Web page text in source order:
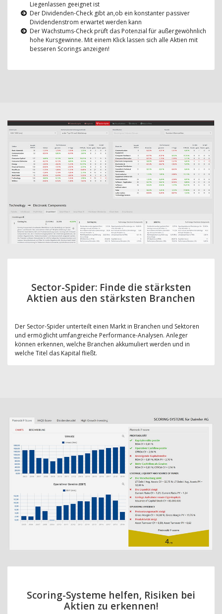
Liegenlassen geeignet ist
Der Dividenden-Check gibt an,ob ein konstanter passiver
Dividendenstrom erwartet werden kann
Der Wachstums-Check prüft das Potenzial für außergewöhnlich
hohe Kursgewinne. Mit einem Klick lassen sich alle Aktien mit
besseren Scorings anzeigen!
Sector-Spider: Finde die stärksten
Aktien aus den stärksten Branchen
Der Sector-Spider unterteilt einen Markt in Branchen und Sektoren
und ermöglicht umfangreiche Performance-Analysen. Anleger
können erkennen, welche Branchen akkumuliert werden und in
welche Titel das Kapital fließt.
Scoring-Systeme helfen, Risiken bei
Aktien zu erkennen!